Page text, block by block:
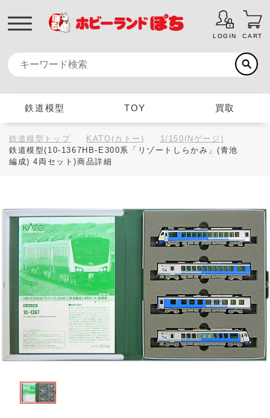
LOGIN CART
鉄道模型 TOY 買取
鉄道模型トップ KATO(カトー)
1/150(Nゲージ)
鉄道模型(10-1367HB-E300系「リゾートしらかみ」(青池
編成) 4両セット)商品詳細